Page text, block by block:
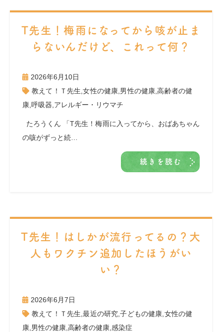
T先生！梅雨になってから咳が止ま
らないんだけど、これって何？
2026年6月10日
教えて！Ｔ先生 ,女性の健康 男性の健康 ,高齢者の健
康 呼吸器 アレルギー・リウマチ
たろうくん 「T先生！梅雨に入ってから、おばあちゃん
の咳がずっと続…
続きを読む
T先生！はしかが流行ってるの？大
人もワクチン追加したほうがい
い？
2026年6月7日
教えて！Ｔ先生 ,最近の研究 ,子どもの健康 女性の健
康 男性の健康 高齢者の健康 感染症